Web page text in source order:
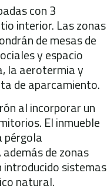
con 3
interior. Las zonas
de mesas de
y espacio
la aerotermia y
de aparcamiento.
al incorporar un
El inmueble
pérgola
de zonas
introducido sistemas
natural.